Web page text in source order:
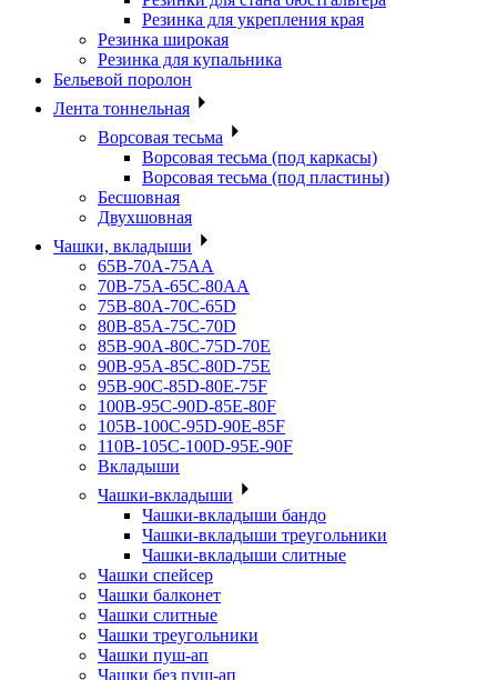
Резинка для укрепления края
Резинка широкая
Резинка для купальника
Бельевой поролон
Лента тоннельная
Ворсовая тесьма
Ворсовая тесьма (под каркасы)
Ворсовая тесьма (под пластины)
Бесшовная
Двухшовная
Чашки, вкладыши
65B-70A-75АА
70В-75А-65С-80АА
75В-80А-70С-65D
80В-85А-75С-70D
85В-90А-80С-75D-70E
90B-95A-85C-80D-75E
95B-90C-85D-80E-75F
100B-95C-90D-85E-80F
105B-100C-95D-90E-85F
110B-105C-100D-95E-90F
Вкладыши
Чашки-вкладыши
Чашки-вкладыши бандо
Чашки-вкладыши треугольники
Чашки-вкладыши слитные
Чашки спейсер
Чашки балконет
Чашки слитные
Чашки треугольники
Чашки пуш-ап
Чашки без пуш-ап